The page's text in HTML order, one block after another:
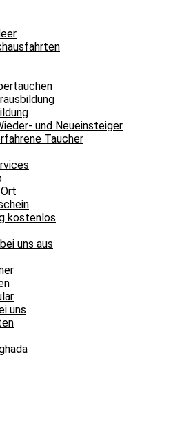
und Neueinsteiger
Taucher
kostenlos
uns aus
uns